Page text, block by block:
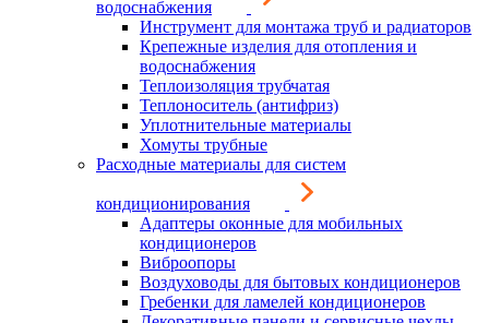
водоснабжения
Инструмент для монтажа труб и радиаторов
Крепежные изделия для отопления и
водоснабжения
Теплоизоляция трубчатая
Теплоноситель (антифриз)
Уплотнительные материалы
Хомуты трубные
Расходные материалы для систем
кондиционирования
Адаптеры оконные для мобильных
кондиционеров
Виброопоры
Воздуховоды для бытовых кондиционеров
Гребенки для ламелей кондиционеров